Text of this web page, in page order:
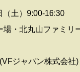
（⼟）9:00-16:30
場・北丸⼭ファミリ
ジャパン株式会社)